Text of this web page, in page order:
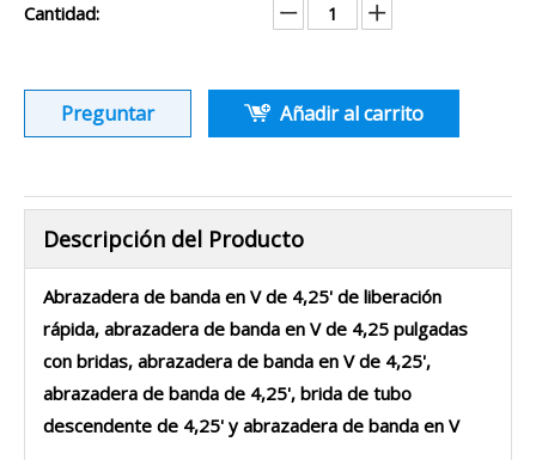
Cantidad:
Preguntar Añadir al carrito
Descripción del Producto
Abrazadera de banda en V de 4,25' de liberación
rápida, abrazadera de banda en V de 4,25 pulgadas
con bridas, abrazadera de banda en V de 4,25',
abrazadera de banda de 4,25', brida de tubo
descendente de 4,25' y abrazadera de banda en V